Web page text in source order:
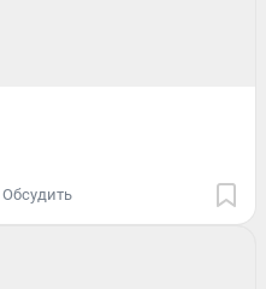
Обсудить